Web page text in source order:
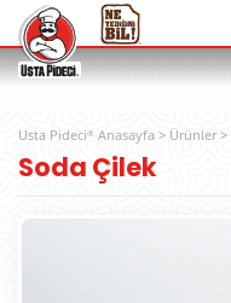
Usta Pideci® Anasayfa > Ürünler >
Soda Çilek